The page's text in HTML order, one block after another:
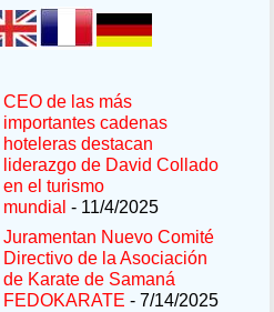
CEO de las más
importantes cadenas
hoteleras destacan
liderazgo de David Collado
en el turismo
mundial - 11/4/2025
Juramentan Nuevo Comité
Directivo de la Asociación
de Karate de Samaná
FEDOKARATE - 7/14/2025